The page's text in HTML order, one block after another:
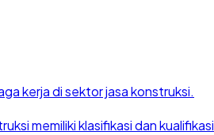
kerja di sektor jasa konstruksi.
memiliki klasifikasi dan kualifikasi